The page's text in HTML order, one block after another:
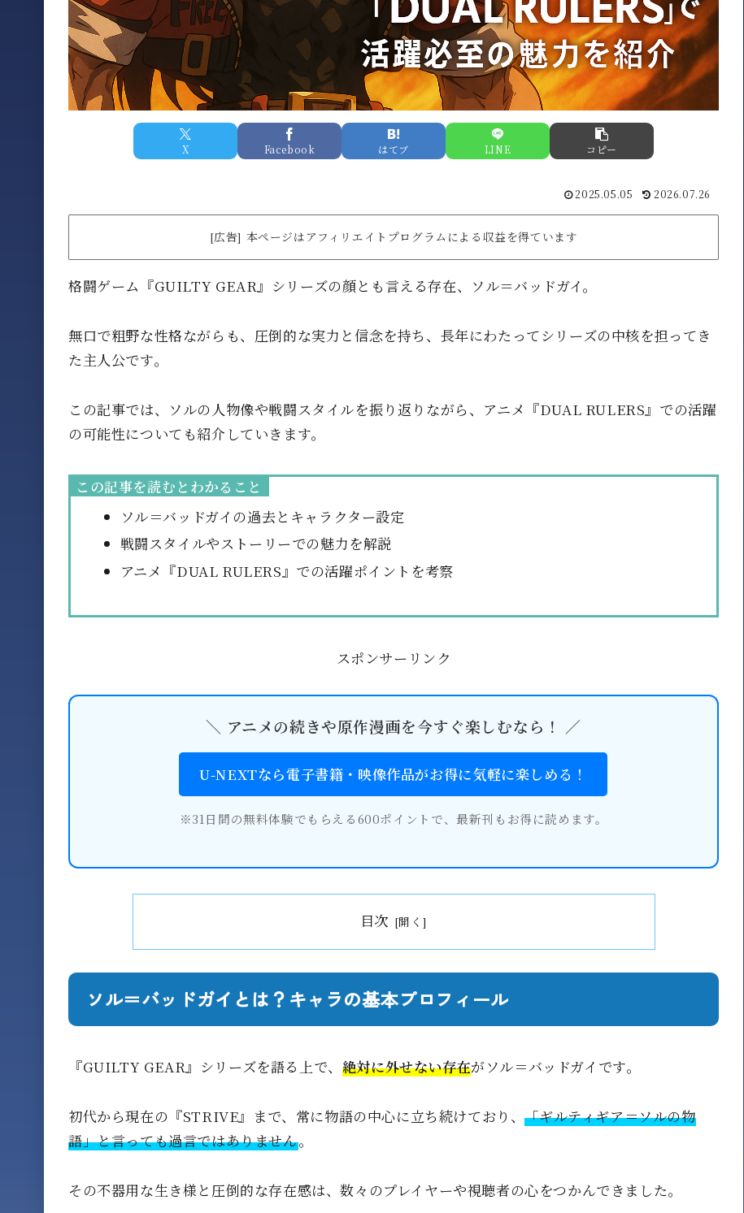
X Facebook はてブ LINE コピー
2025.05.05 2026.07.26
[広告] 本ページはアフィリエイトプログラムによる収益を得ています
格闘ゲーム『GUILTY GEAR』シリーズの顔とも言える存在、ソル＝バッドガイ。
無口で粗野な性格ながらも、圧倒的な実力と信念を持ち、長年にわたってシリーズの中核を担ってき
た主人公です。
この記事では、ソルの人物像や戦闘スタイルを振り返りながら、アニメ『DUAL RULERS』での活躍
の可能性についても紹介していきます。
この記事を読むとわかること
ソル＝バッドガイの過去とキャラクター設定
戦闘スタイルやストーリーでの魅力を解説
アニメ『DUAL RULERS』での活躍ポイントを考察
スポンサーリンク
＼ アニメの続きや原作漫画を今すぐ楽しむなら！ ／
U-NEXTなら電子書籍・映像作品がお得に気軽に楽しめる！
※31日間の無料体験でもらえる600ポイントで、最新刊もお得に読めます。
目次
ソル＝バッドガイとは？キャラの基本プロフィール
『GUILTY GEAR』シリーズを語る上で、 絶対に外せない存在がソル＝バッドガイです。
初代から現在の『STRIVE』まで、常に物語の中心に立ち続けており、「ギルティギア＝ソルの物
語」と言っても過言ではありません。
その不器用な生き様と圧倒的な存在感は、数々のプレイヤーや視聴者の心をつかんできました。